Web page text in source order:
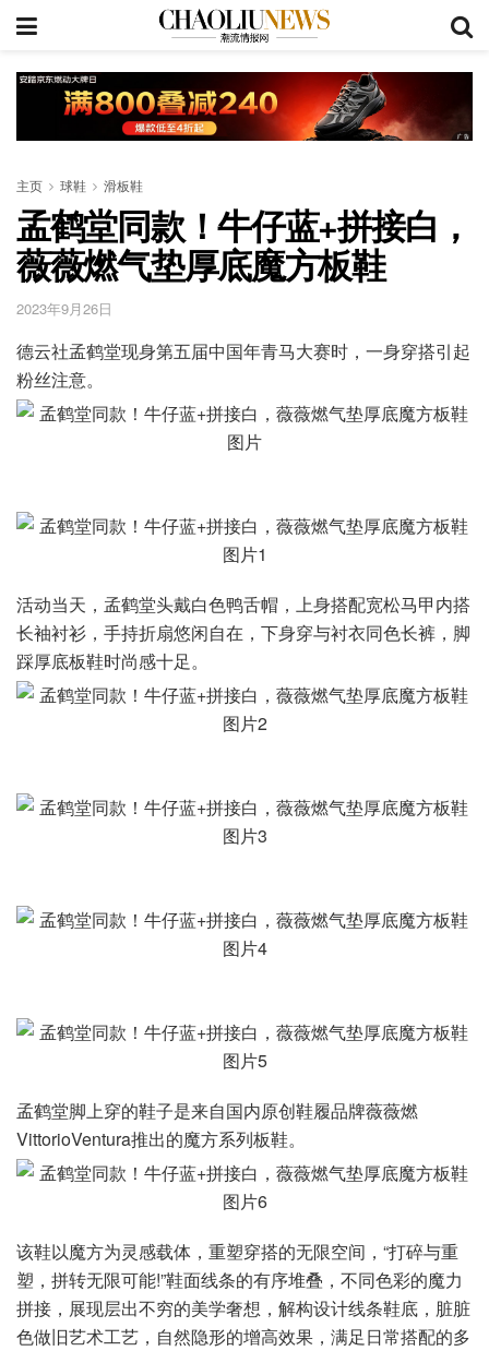
主页 球鞋 滑板鞋
孟鹤堂同款！牛仔蓝+拼接白，
薇薇燃气垫厚底魔方板鞋
2023年9月26日
德云社孟鹤堂现身第五届中国年青马大赛时，一身穿搭引起
粉丝注意。
活动当天，孟鹤堂头戴白色鸭舌帽，上身搭配宽松马甲内搭
长袖衬衫，手持折扇悠闲自在，下身穿与衬衣同色长裤，脚
踩厚底板鞋时尚感十足。
孟鹤堂脚上穿的鞋子是来自国内原创鞋履品牌薇薇燃
VittorioVentura推出的魔方系列板鞋。
该鞋以魔方为灵感载体，重塑穿搭的无限空间，“打碎与重
塑，拼转无限可能!”鞋面线条的有序堆叠，不同色彩的魔力
拼接，展现层出不穷的美学奢想，解构设计线条鞋底，脏脏
色做旧艺术工艺，自然隐形的增高效果，满足日常搭配的多